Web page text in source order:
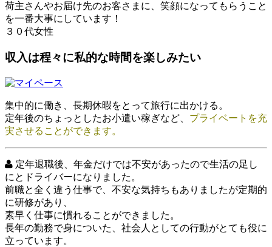
荷主さんやお届け先のお客さまに、笑顔になってもらうこと
を一番大事にしています！
３０代女性
収入は程々に私的な時間を楽しみたい
集中的に働き、長期休暇をとって旅行に出かける。
定年後のちょっとしたお小遣い稼ぎなど、 プライベートを充
実させることができます。
定年退職後、年金だけでは不安があったので生活の足し
にとドライバーになりました。
前職と全く違う仕事で、不安な気持ちもありましたが定期的
に研修があり、
素早く仕事に慣れることができました。
長年の勤務で身についた、社会人としての行動がとても役に
立っています。